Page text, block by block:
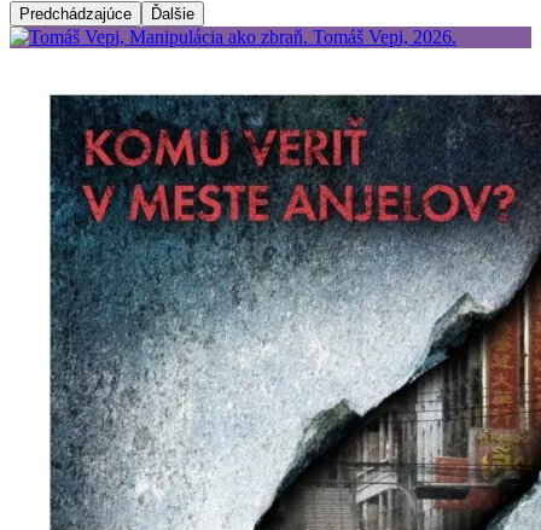
Predchádzajúce Ďalšie